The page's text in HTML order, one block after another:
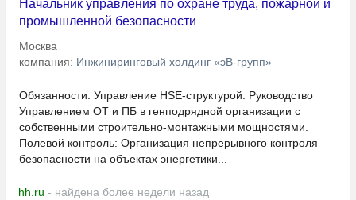
Начальник управления по охране труда, пожарной и
промышленной безопасности
Москва
компания: Инжиниринговый холдинг «эВ-групп»
Обязанности: Управление HSE-структурой: Руководство
Управлением ОТ и ПБ в генподрядной организации с
собственными строительно-монтажными мощностями.
Полевой контроль: Организация непрерывного контроля
безопасности на объектах энергетики...
hh.ru - найдена более недели назад